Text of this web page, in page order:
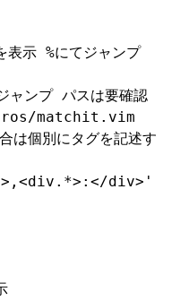
示 %にてジャンプ
ャンプ パスは要確認
matchit.vim
は個別にタグを記述す
div>'